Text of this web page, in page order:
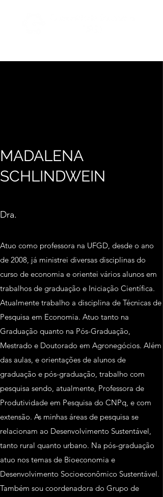
MADALENA
SCHLINDWEIN
Dra.
Atuo como professora na UFGD, desde o ano
de 2008, já ministrei diversas disciplinas do
curso de economia e orientei vários alunos em
trabalhos de graduação e Iniciação Científica.
Atualmente trabalho a disciplina de Técnicas de
Pesquisa em Economia. Atuo tanto na
Graduação quanto na Pós-Graduação,
Mestrado e Doutorado em Agronegócios. Além
das aulas, e orientações de alunos de
graduação e pós-graduação, trabalho com
pesquisa sendo, atualmente, Professora de
Produtividade em Pesquisa do CNPq, e com
extensão. As minhas áreas de pesquisa se
relacionam ao Desenvolvimento Sustentável,
tanto rural quanto urbano. Na pós-graduação
atuo nos temas de Bioeconomia e
Desenvolvimento Socioeconômico Sustentável.
Também sou coordenadora do Grupo de